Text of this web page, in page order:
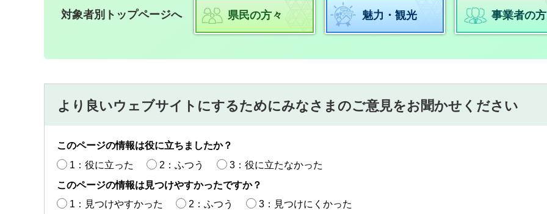
対象者別トップページへ 県民の方々 魅力・観光 事業者の
より良いウェブサイトにするためにみなさまのご意見をお聞かせください
このページの情報は役に立ちましたか？
1：役に立った
2：ふつう
3：役に立たなかった
このページの情報は見つけやすかったですか？
1：見つけやすかった
2：ふつう 3：見つけにくかった